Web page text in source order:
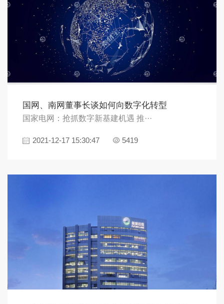
国网、南网董事长谈如何向数字化转型
国家电网：抢抓数字新基建机遇 推···
2021-12-17 15:30:47 5419